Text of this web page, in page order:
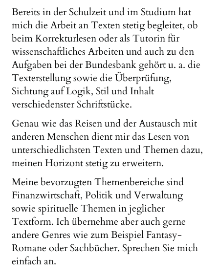
Bereits in der Schulzeit und im Studium hat
mich die Arbeit an Texten stetig begleitet, ob
beim Korrekturlesen oder als Tutorin für
wissenschaftliches Arbeiten und auch zu den
Aufgaben bei der Bundesbank gehört u. a. die
Texterstellung sowie die Überprüfung,
Sichtung auf Logik, Stil und Inhalt
verschiedenster Schriftstücke.
Genau wie das Reisen und der Austausch mit
anderen Menschen dient mir das Lesen von
unterschiedlichsten Texten und Themen dazu,
meinen Horizont stetig zu erweitern.
Meine bevorzugten Themenbereiche sind
Finanzwirtschaft, Politik und Verwaltung
sowie spirituelle Themen in jeglicher
Textform. Ich übernehme aber auch gerne
andere Genres wie zum Beispiel Fantasy-
Romane oder Sachbücher. Sprechen Sie mich
einfach an.